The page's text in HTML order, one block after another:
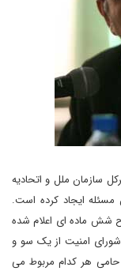
سازمان ملل و اتحادیه
ایجاد کرده است.
شش ماده ای اعلام شده
شورای امنیت از یک سو و
هر کدام مربوط می